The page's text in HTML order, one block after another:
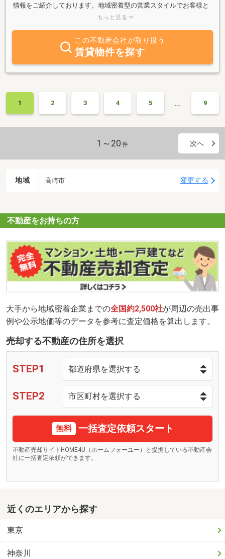
情報をご紹介しております。地域密着型の営業スタイルでお客様と
末永くお付き合いができる様スタッフ一同取り組んでおります。売
当社にお任せ頂ければと思います。
もっと見る
この不動産会社が取り扱う
賃貸物件を探す
1 2 3 4 5 … 9
1～20 件 次へ
地域 高崎市 変更する
不動産をお持ちの方
大手から地域密着企業までの全国約2,500社が周辺の売出事
例や公示地価等のデータを参考に査定価格を算出します。
売却する不動産の住所を選択
STEP1
STEP2
無料 一括査定依頼スタート
不動産売却サイトHOME4U（ホームフォーユー）と提携している不動産会
社に一括査定依頼ができます。
近くのエリアから探す
東京
神奈川